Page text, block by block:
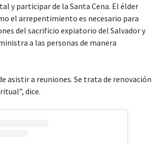
y participar de la Santa Cena. El élder
el arrepentimiento es necesario para
del sacrificio expiatorio del Salvador y
a las personas de manera
asistir a reuniones. Se trata de renovación
dice.